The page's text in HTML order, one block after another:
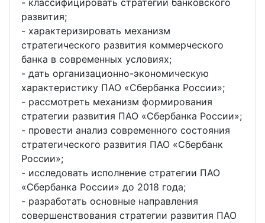
- классифицировать стратегии банковского
развития;
- характеризировать механизм
стратегического развития коммерческого
банка в современных условиях;
- дать организационно-экономическую
характеристику ПАО «Сбербанка России»;
- рассмотреть механизм формирования
стратегии развития ПАО «Сбербанка России»;
- провести анализ современного состояния
стратегического развития ПАО «Сбербанк
России»;
- исследовать исполнение стратегии ПАО
«Сбербанка России» до 2018 года;
- разработать основные направления
совершенствования стратегии развития ПАО